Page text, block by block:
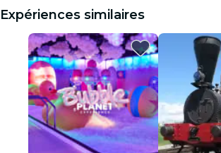
Expériences similaires